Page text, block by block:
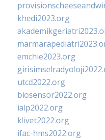
khedi2023.org
emchie2023.org
utcd2022.org
biosensor2022.org
ialp2022.org
klivet2022.org
ifac-hms2022.org